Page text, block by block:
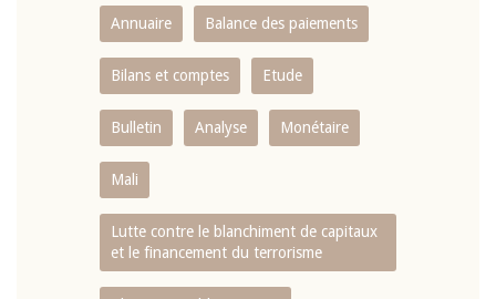
Annuaire Balance des paiements
Bilans et comptes Etude
Bulletin Analyse Monétaire
Mali
Lutte contre le blanchiment de capitaux
et le financement du terrorisme